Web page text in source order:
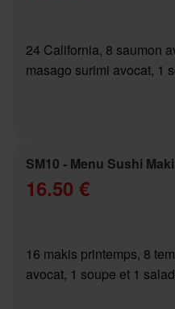
24 California, 8 saumon
masago surimi avocat, 1
SM10 - Menu Sushi
16.50 €
16 makis printemps, 8
avocat, 1 soupe et 1